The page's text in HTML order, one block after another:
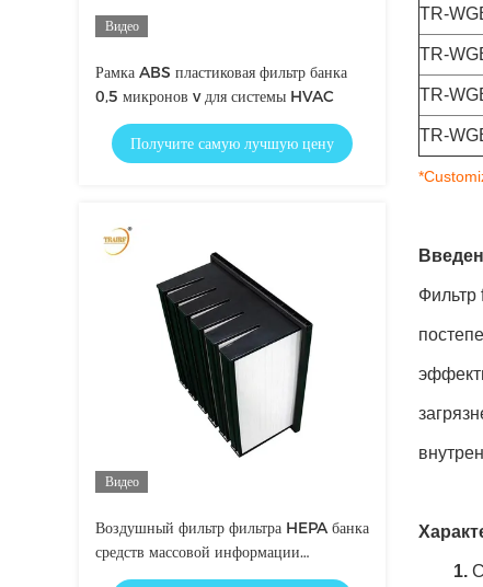
Видео
Рамка ABS пластиковая фильтр банка
0,5 микронов v для системы HVAC
Получите самую лучшую цену
Видео
Воздушный фильтр фильтра HEPA банка
средств массовой информации
24x24x12 v Microfine пластиковой
TR-
TR-
TR-
TR-
Фильтр
1.